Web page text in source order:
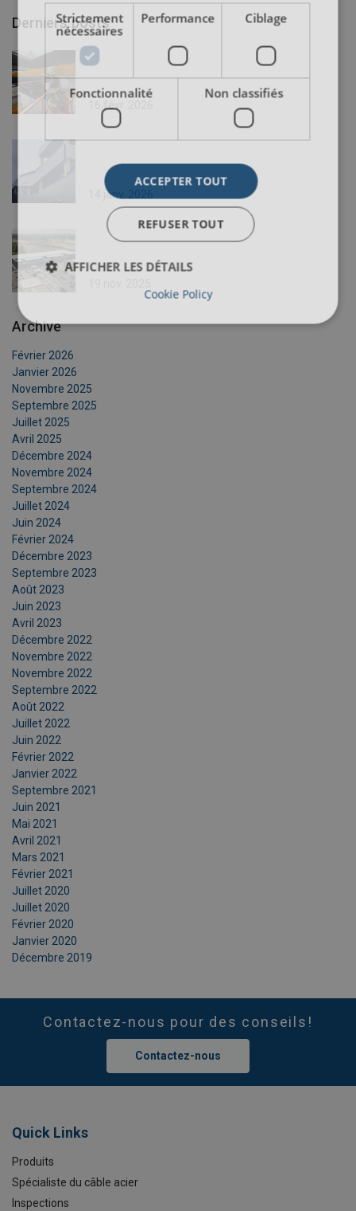
Derniers posts
16 févr. 2026
14 janv. 2026
Archive
Février 2026
Janvier 2026
Novembre 2025
Septembre 2025
Juillet 2025
Avril 2025
Décembre 2024
Novembre 2024
Septembre 2024
Juillet 2024
Juin 2024
Février 2024
Décembre 2023
Septembre 2023
Août 2023
Juin 2023
Avril 2023
Décembre 2022
Novembre 2022
Novembre 2022
Septembre 2022
Août 2022
Juillet 2022
Juin 2022
Février 2022
Janvier 2022
Septembre 2021
Juin 2021
Mai 2021
Avril 2021
Mars 2021
Février 2021
Juillet 2020
Juillet 2020
Février 2020
Janvier 2020
Décembre 2019
Contactez-nous pour des conseils!
Contactez-nous
Quick Links
Produits
Spécialiste du câble acier
Inspections
Strictement
nécessaires
Performance Ciblage
Fonctionnalité Non classifiés
ACCEPTER TOUT
REFUSER TOUT
AFFICHER LES DÉTAILS
Cookie Policy